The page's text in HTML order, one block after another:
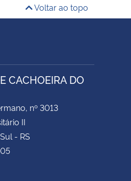
Voltar ao topo
CACHOEIRA DO
nº 3013
II
- RS